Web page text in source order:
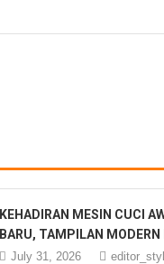
KEHADIRAN MESIN CUCI
BARU, TAMPILAN MODERN
July 31, 2026